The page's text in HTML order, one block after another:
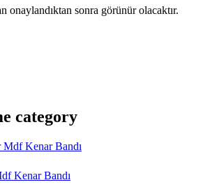
onaylandıktan sonra görünür olacaktır.
category
Kenar Bandı